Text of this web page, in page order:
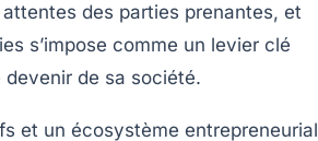
des parties prenantes, et
s’impose comme un levier clé
devenir de sa société.
et un écosystème entrepreneurial